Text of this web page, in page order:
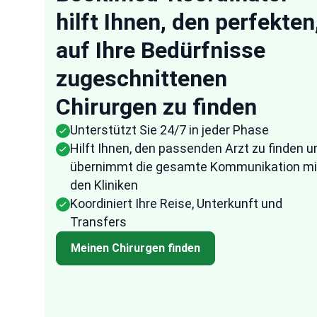
hilft Ihnen, den
auf Ihre Bedürfnisse
zugeschnittenen
Chirurgen zu finden
Unterstützt Sie 24/7 in jeder Phase
Hilft Ihnen, den passenden Arzt zu finden
übernimmt die gesamte Kommunikation
den Kliniken
Koordiniert Ihre Reise, Unterkunft und
Transfers
Meinen Chirurgen finden
“
Anonymous
USA 16 Oct, 2025
They were very speedy in their response to
any of my questions and the representative
from Bookimed followed up frequently to
ensure that all the arrangements were
fast and effectively. I am quite impressed
with how easy it was to arrange everything
through them. It took the uncertainty and
difficulty out of the process.